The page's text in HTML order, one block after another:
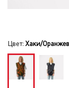
Цвет: Хаки/